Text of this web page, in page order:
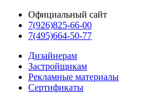
Официальный сайт
7(926)825-66-00
7(495)664-50-77
Дизайнерам
Застройщикам
Рекламные материалы
Сертификаты